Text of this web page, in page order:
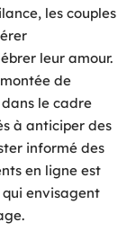
les couples
leur amour.
de
le cadre
à anticiper des
informé des
en ligne est
envisagent